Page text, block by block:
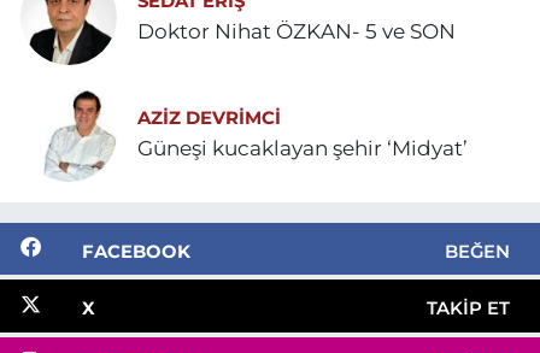
Doktor Nihat ÖZKAN- 5 ve SON
AZIZ DEVRIMCI
Güneşi kucaklayan şehir ‘Midyat’
FACEBOOK BEĞEN
X TAKIP ET